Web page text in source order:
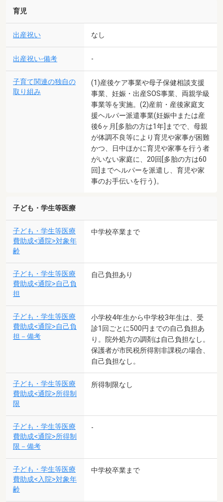
育児
出産祝い なし
出産祝い-備考 -
子育て関連の独自の
取り組み
(1)産後ケア事業や母子保健相談支援
事業、妊娠・出産SOS事業、両親学級
事業等を実施。(2)産前・産後家庭支
援ヘルパー派遣事業(妊娠中または産
後6ヶ月[多胎の方は1年]までで、母親
が体調不良等により育児や家事が困難
かつ、日中ほかに育児や家事を行う者
がいない家庭に、20回[多胎の方は60
回]までヘルパーを派遣し、育児や家
事のお手伝いを行う)。
子ども・学生等医療
子ども・学生等医療
費助成<通院>対象年
齢
中学校卒業まで
子ども・学生等医療
費助成<通院>自己負
担
自己負担あり
子ども・学生等医療
費助成<通院>自己負
担－備考
小学校4年生から中学校3年生は、受
診1回ごとに500円までの自己負担あ
り。院外処方の調剤は自己負担なし。
保護者が市民税所得割非課税の場合、
自己負担なし。
子ども・学生等医療
費助成<通院>所得制
限
所得制限なし
子ども・学生等医療
費助成<通院>所得制
限－備考
-
子ども・学生等医療
費助成<入院>対象年
齢
中学校卒業まで